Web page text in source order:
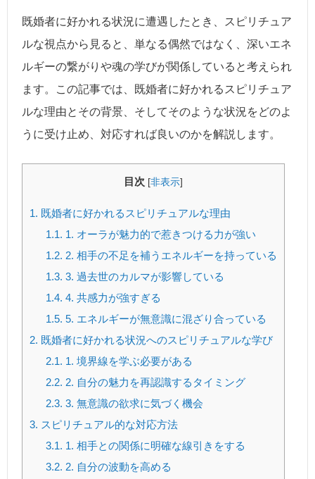
既婚者に好かれる状況に遭遇したとき、スピリチュア
ルな視点から見ると、単なる偶然ではなく、深いエネ
ルギーの繋がりや魂の学びが関係していると考えられ
ます。この記事では、既婚者に好かれるスピリチュア
ルな理由とその背景、そしてそのような状況をどのよ
うに受け止め、対応すれば良いのかを解説します。
目次 [非表示]
1. 既婚者に好かれるスピリチュアルな理由
1.1. 1. オーラが魅力的で惹きつける力が強い
1.2. 2. 相手の不足を補うエネルギーを持っている
1.3. 3. 過去世のカルマが影響している
1.4. 4. 共感力が強すぎる
1.5. 5. エネルギーが無意識に混ざり合っている
2. 既婚者に好かれる状況へのスピリチュアルな学び
2.1. 1. 境界線を学ぶ必要がある
2.2. 2. 自分の魅力を再認識するタイミング
2.3. 3. 無意識の欲求に気づく機会
3. スピリチュアル的な対応方法
3.1. 1. 相手との関係に明確な線引きをする
3.2. 2. 自分の波動を高める